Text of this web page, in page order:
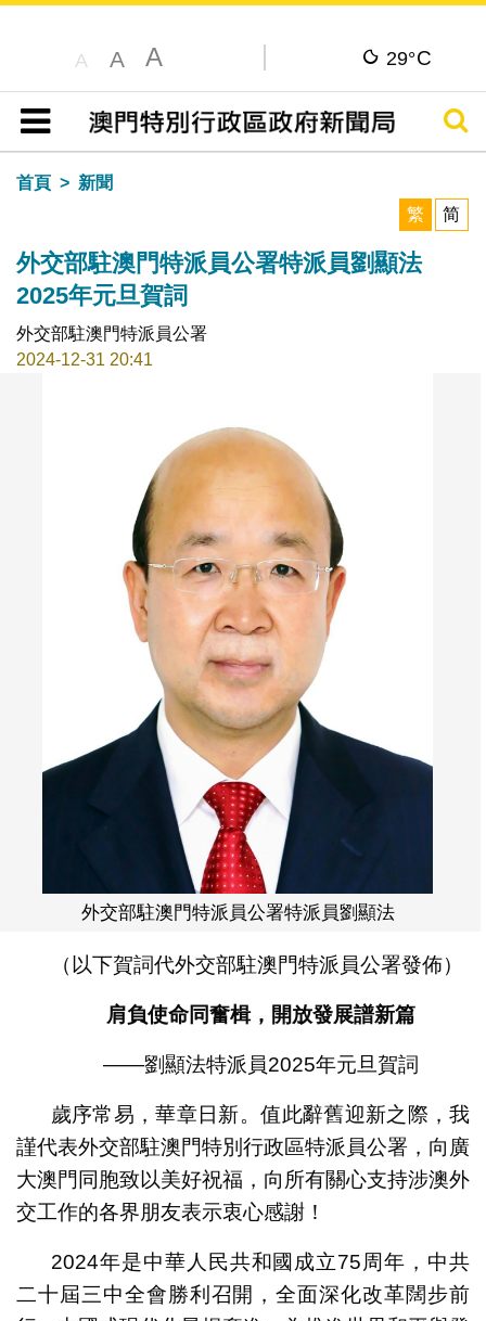
A A A 29°C
目錄
搜尋
首頁
新聞
繁
简
外交部駐澳門特派員公署特派員劉顯法
2025年元旦賀詞
外交部駐澳門特派員公署
2024-12-31 20:41
外交部駐澳門特派員公署特派員劉顯法
（以下賀詞代外交部駐澳門特派員公署發佈）
肩負使命同奮楫，開放發展譜新篇
——劉顯法特派員2025年元旦賀詞
歲序常易，華章日新。值此辭舊迎新之際，我
謹代表外交部駐澳門特別行政區特派員公署，向廣
大澳門同胞致以美好祝福，向所有關心支持涉澳外
交工作的各界朋友表示衷心感謝！
2024年是中華人民共和國成立75周年，中共
二十屆三中全會勝利召開，全面深化改革闊步前